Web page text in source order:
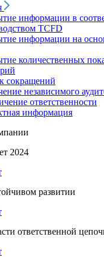
информации в
TCFD
информации на
количественных
сокращений
независимого
ответственности
информация
2024
развитии
ответственной